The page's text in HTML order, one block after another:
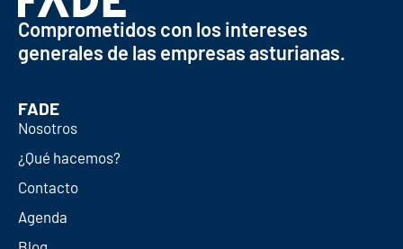
Comprometidos con los intereses
generales de las empresas asturianas.
FADE
Nosotros
¿Qué hacemos?
Contacto
Agenda